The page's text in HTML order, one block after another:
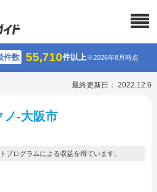
件数 55,710件以上※2026年8月時点
最終更新日： 2022.12.6
ノ-大阪市
ログラムによる収益を得ています。